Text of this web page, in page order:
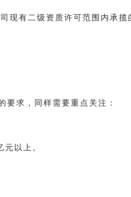
现有二级资质许可范围内承揽
要求，同样需要重点关注：
以上。